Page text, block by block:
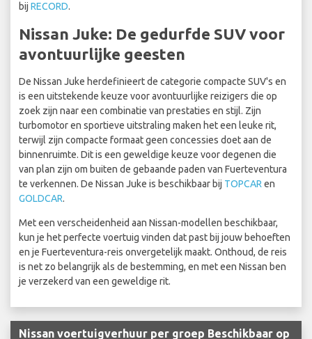
bij RECORD.
Nissan Juke: De gedurfde SUV voor
avontuurlijke geesten
De Nissan Juke herdefinieert de categorie compacte SUV's en
is een uitstekende keuze voor avontuurlijke reizigers die op
zoek zijn naar een combinatie van prestaties en stijl. Zijn
turbomotor en sportieve uitstraling maken het een leuke rit,
terwijl zijn compacte formaat geen concessies doet aan de
binnenruimte. Dit is een geweldige keuze voor degenen die
van plan zijn om buiten de gebaande paden van Fuerteventura
te verkennen. De Nissan Juke is beschikbaar bij TOPCAR en
GOLDCAR.
Met een verscheidenheid aan Nissan-modellen beschikbaar,
kun je het perfecte voertuig vinden dat past bij jouw behoeften
en je Fuerteventura-reis onvergetelijk maakt. Onthoud, de reis
is net zo belangrijk als de bestemming, en met een Nissan ben
je verzekerd van een geweldige rit.
Nissan voertuigverhuur per groep Beschikbaar op